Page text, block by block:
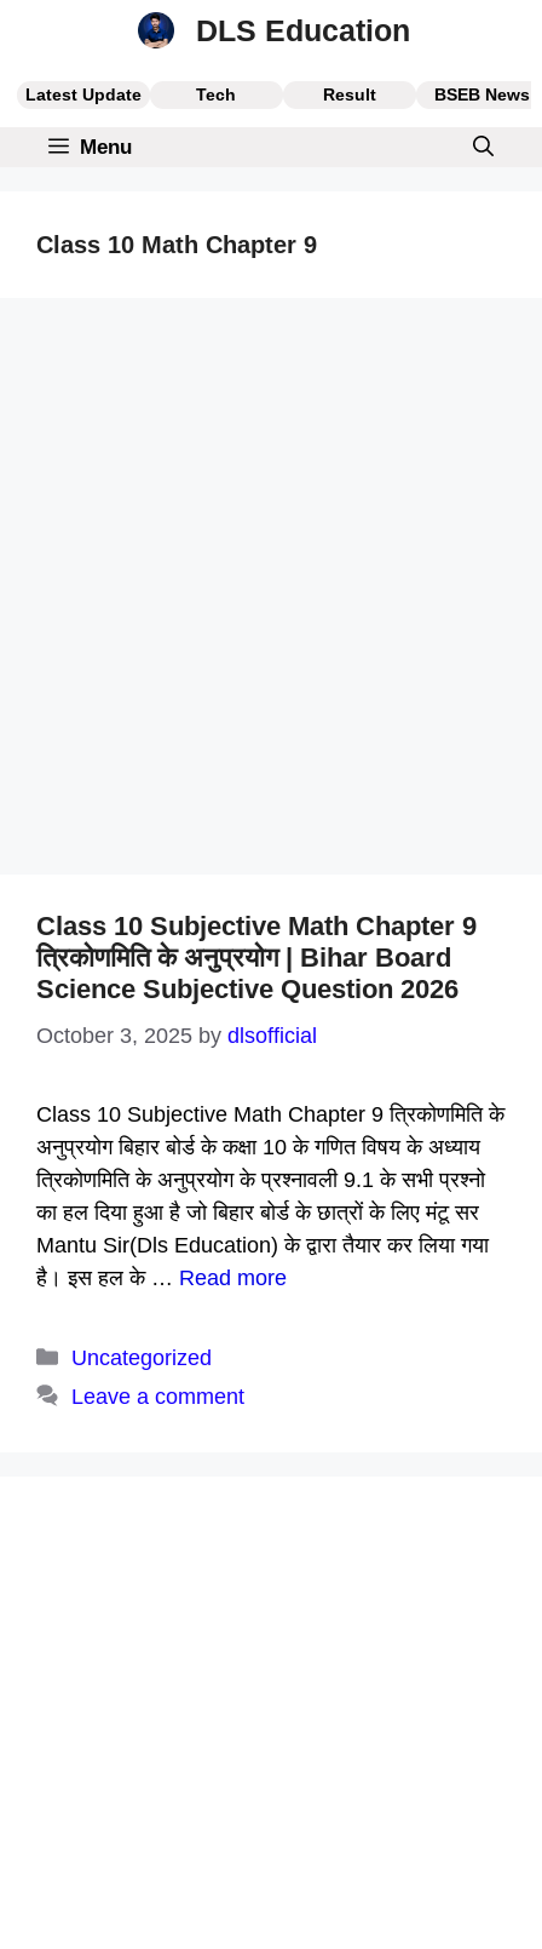
DLS Education
Latest Update Tech Result BSEB News
Menu
Class 10 Math Chapter 9
Class 10 Subjective Math Chapter 9
त्रिकोणमिति के अनुप्रयोग | Bihar Board
Science Subjective Question 2026
October 3, 2025 by dlsofficial
Class 10 Subjective Math Chapter 9 त्रिकोणमिति के
अनुप्रयोग बिहार बोर्ड के कक्षा 10 के गणित विषय के अध्याय
त्रिकोणमिति के अनुप्रयोग के प्रश्नावली 9.1 के सभी प्रश्नो
का हल दिया हुआ है जो बिहार बोर्ड के छात्रों के लिए मंटू सर
Mantu Sir(Dls Education) के द्वारा तैयार कर लिया गया
है। इस हल के … Read more
Categories
Uncategorized
Leave a comment